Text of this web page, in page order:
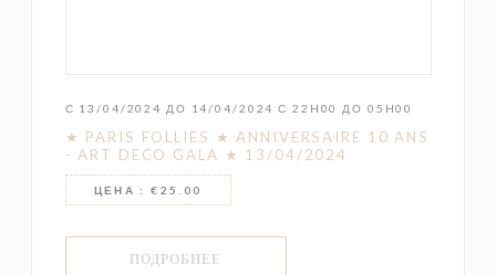
С 13/04/2024 ДО 14/04/2024 С 22H00 ДО 05H00
★ PARIS FOLLIES ★ ANNIVERSAIRE 10 ANS
- ART DECO GALA ★ 13/04/2024
ЦЕНА : €25.00
ПОДРОБНЕЕ